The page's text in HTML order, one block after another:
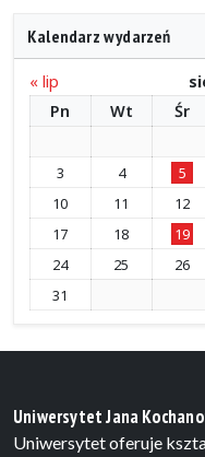
Kalendarz wydarzeń
« lip
Pn
Wt Śr
3
4 5
10
11 12
17
18 19
24
25 26
31
Uniwersytet Jana
Uniwersytet oferuje